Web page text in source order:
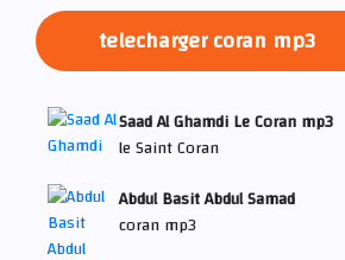
telecharger coran mp3
Saad Al Ghamdi Le Coran mp3
le Saint Coran
Abdul Basit Abdul Samad
coran mp3